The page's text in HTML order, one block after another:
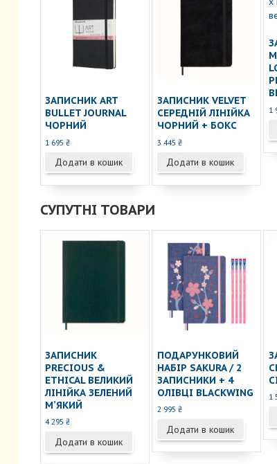
ЗАПИСНИК ART
BULLET JOURNAL
ЧОРНИЙ
1 695₴
Додати в кошик
ЗАПИСНИК VELVET
СЕРЕДНІЙ ЛІНІЙКА
ЧОРНИЙ + БОКС
3 445 ₴
Додати в кошик
1
СУПУТНІ ТОВАРИ
ЗАПИСНИК
PRECIOUS &
ETHICAL ВЕЛИКИЙ
ЛІНІЙКА ЗЕЛЕНИЙ
МʼЯКИЙ
4 295₴
Додати в кошик
ПОДАРУНКОВИЙ
НАБІР SAKURA / 2
ЗАПИСНИКИ + 4
ОЛІВЦІ BLACKWING
2 995 ₴
Додати в кошик
1